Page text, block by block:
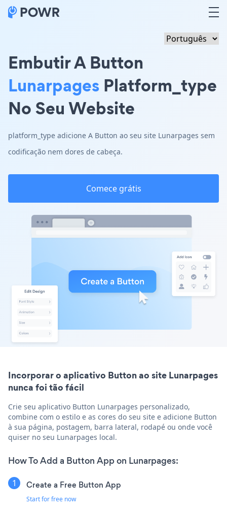
Embutir A Button
Lunarpages Platform_type
No Seu Website
platform_type adicione A Button ao seu site Lunarpages sem
codificação nem dores de cabeça.
Comece grátis
Incorporar o aplicativo Button ao site Lunarpages
nunca foi tão fácil
Crie seu aplicativo Button Lunarpages personalizado,
combine com o estilo e as cores do seu site e adicione Button
à sua página, postagem, barra lateral, rodapé ou onde você
quiser no seu Lunarpages local.
How To Add a Button App on Lunarpages:
Create a Free Button App
Start for free now